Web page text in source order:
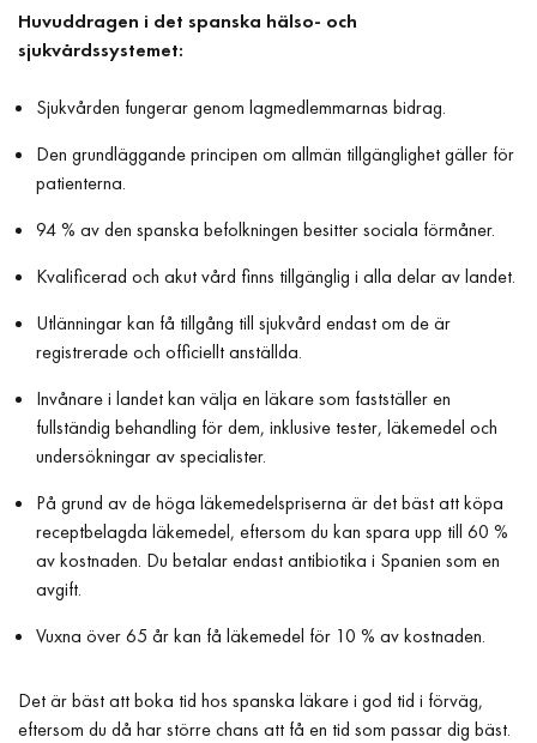
Huvuddragen i det spanska hälso- och
sjukvårdssystemet:
Sjukvården fungerar genom lagmedlemmarnas bidrag.
Den grundläggande principen om allmän tillgänglighet gäller för
patienterna.
94 % av den spanska befolkningen besitter sociala förmåner.
Kvalificerad och akut vård finns tillgänglig i alla delar av landet.
Utlänningar kan få tillgång till sjukvård endast om de är
registrerade och officiellt anställda.
Invånare i landet kan välja en läkare som fastställer en
fullständig behandling för dem, inklusive tester, läkemedel och
undersökningar av specialister.
På grund av de höga läkemedelspriserna är det bäst att köpa
receptbelagda läkemedel, eftersom du kan spara upp till 60 %
av kostnaden. Du betalar endast antibiotika i Spanien som en
avgift.
Vuxna över 65 år kan få läkemedel för 10 % av kostnaden.
Det är bäst att boka tid hos spanska läkare i god tid i förväg,
eftersom du då har större chans att få en tid som passar dig bäst.